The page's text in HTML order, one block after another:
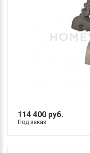
114 400 руб.
Под заказ